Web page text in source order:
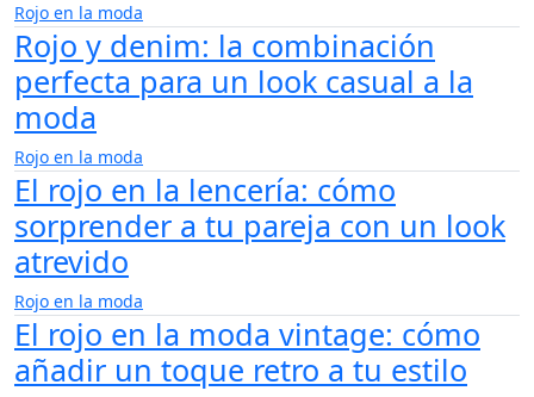
Rojo en la moda
Rojo y denim: la combinación
perfecta para un look casual a la
moda
Rojo en la moda
El rojo en la lencería: cómo
sorprender a tu pareja con un look
atrevido
Rojo en la moda
El rojo en la moda vintage: cómo
añadir un toque retro a tu estilo